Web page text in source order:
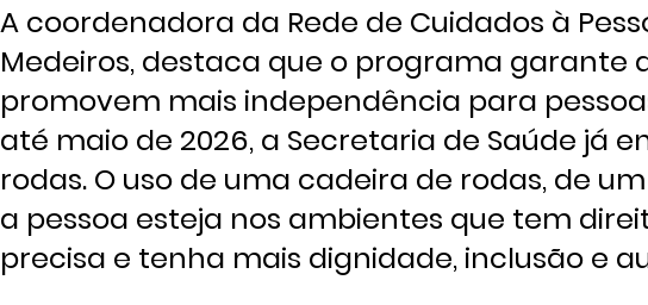
A coordenadora da Rede de Cuidados à
Medeiros, destaca que o programa garante
promovem mais independência para
até maio de 2026, a Secretaria de Saúde já
rodas. O uso de uma cadeira de rodas, de
a pessoa esteja nos ambientes que tem
precisa e tenha mais dignidade, inclusão e